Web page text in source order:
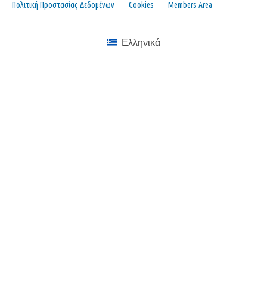
Πολιτική Προστασίας Δεδομένων Cookies Members Area
Ελληνικά